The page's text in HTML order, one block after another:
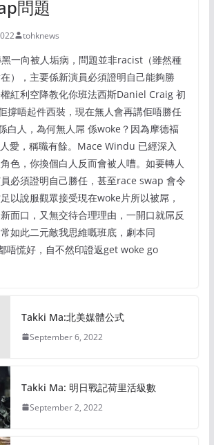
問題
tohknews
一向被人垢病，問題並非racist（雖然種
），主要係新演員必須證明自己能夠勝
紅利空降教化你班法西斯Daniel Craig 初
撐唔起件西裝，現在無人會再講佢唔勝任
白人，為何無人屌 係woke？因為摩德褔
人愛，稱職有餘。Mace Windu 已經深入
色，你換個白人反而會被人嘈。如要轉人
必須證明自己勝任，甚至race swap 會令
以說服觀眾接受現在woke片所以被屌，
面口，又無交待合理理由，一開口就屌反
如此二元敵我思維嘅班底，劇本同
唔慌好，自不然印證返get woke go
Takki Ma:北美媒體公式
September 6, 2022
Takki Ma: 明日戰記荷里活級數
September 2, 2022